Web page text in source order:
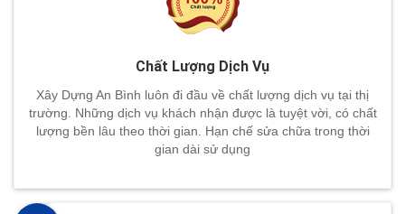
Chất Lượng Dịch Vụ
Xây Dựng An Bình luôn đi đầu về chất lượng dịch vụ tại thị
trường. Những dịch vụ khách nhận được là tuyệt vời, có chất
lượng bền lâu theo thời gian. Hạn chế sửa chữa trong thời
gian dài sử dụng